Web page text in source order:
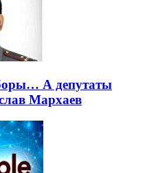
А депутаты
Мархаев